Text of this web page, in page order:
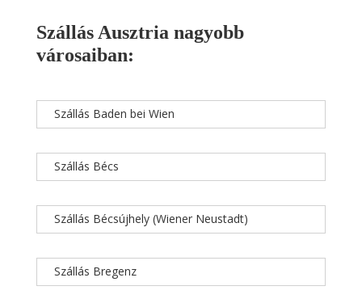
Szállás Ausztria nagyobb
városaiban:
Szállás Baden bei Wien
Szállás Bécs
Szállás Bécsújhely (Wiener Neustadt)
Szállás Bregenz